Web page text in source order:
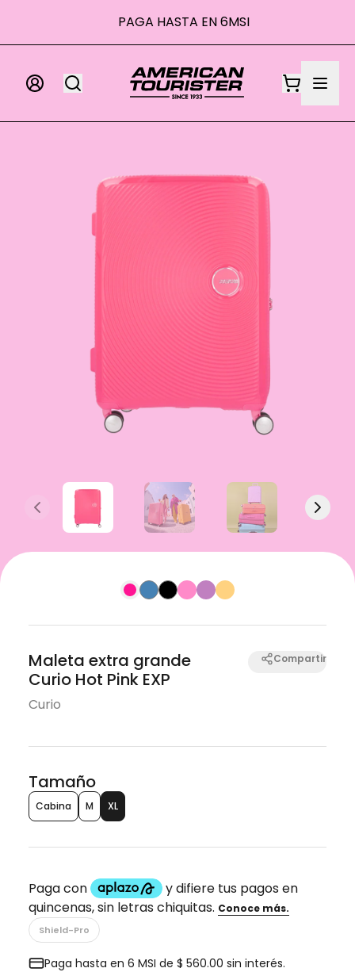
PAGA HASTA EN 6MSI
Previous slide Next
Maleta extra grande
Curio Hot Pink EXP
Curio
Compartir
Tamaño
XL
M
Cabina
Shield-Pro
Paga hasta en 6 MSI de $ 560.00 sin interés.